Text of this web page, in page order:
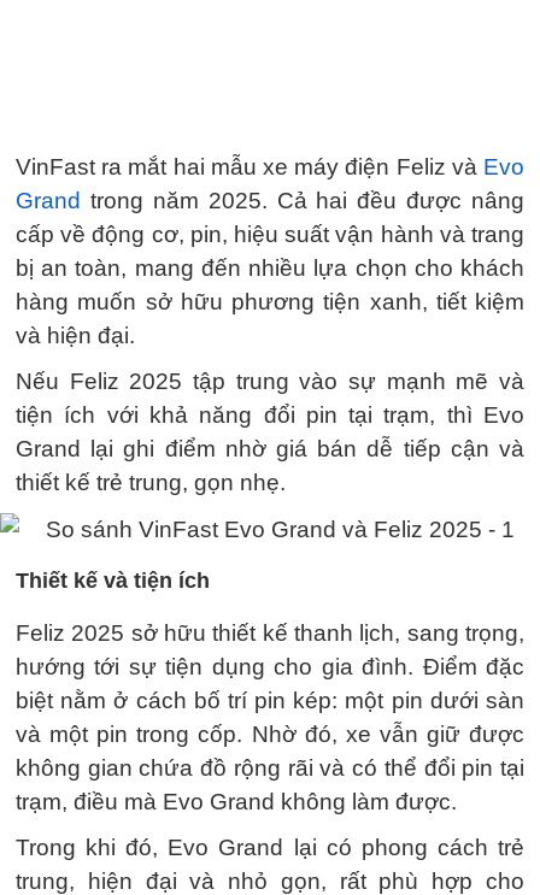
VinFast ra mắt hai mẫu xe máy điện Feliz và Evo
Grand trong năm 2025. Cả hai đều được nâng
cấp về động cơ, pin, hiệu suất vận hành và trang
bị an toàn, mang đến nhiều lựa chọn cho khách
hàng muốn sở hữu phương tiện xanh, tiết kiệm
và hiện đại.
Nếu Feliz 2025 tập trung vào sự mạnh mẽ và
tiện ích với khả năng đổi pin tại trạm, thì Evo
Grand lại ghi điểm nhờ giá bán dễ tiếp cận và
thiết kế trẻ trung, gọn nhẹ.
Thiết kế và tiện ích
Feliz 2025 sở hữu thiết kế thanh lịch, sang trọng,
hướng tới sự tiện dụng cho gia đình. Điểm đặc
biệt nằm ở cách bố trí pin kép: một pin dưới sàn
và một pin trong cốp. Nhờ đó, xe vẫn giữ được
không gian chứa đồ rộng rãi và có thể đổi pin tại
trạm, điều mà Evo Grand không làm được.
Trong khi đó, Evo Grand lại có phong cách trẻ
trung, hiện đại và nhỏ gọn, rất phù hợp cho